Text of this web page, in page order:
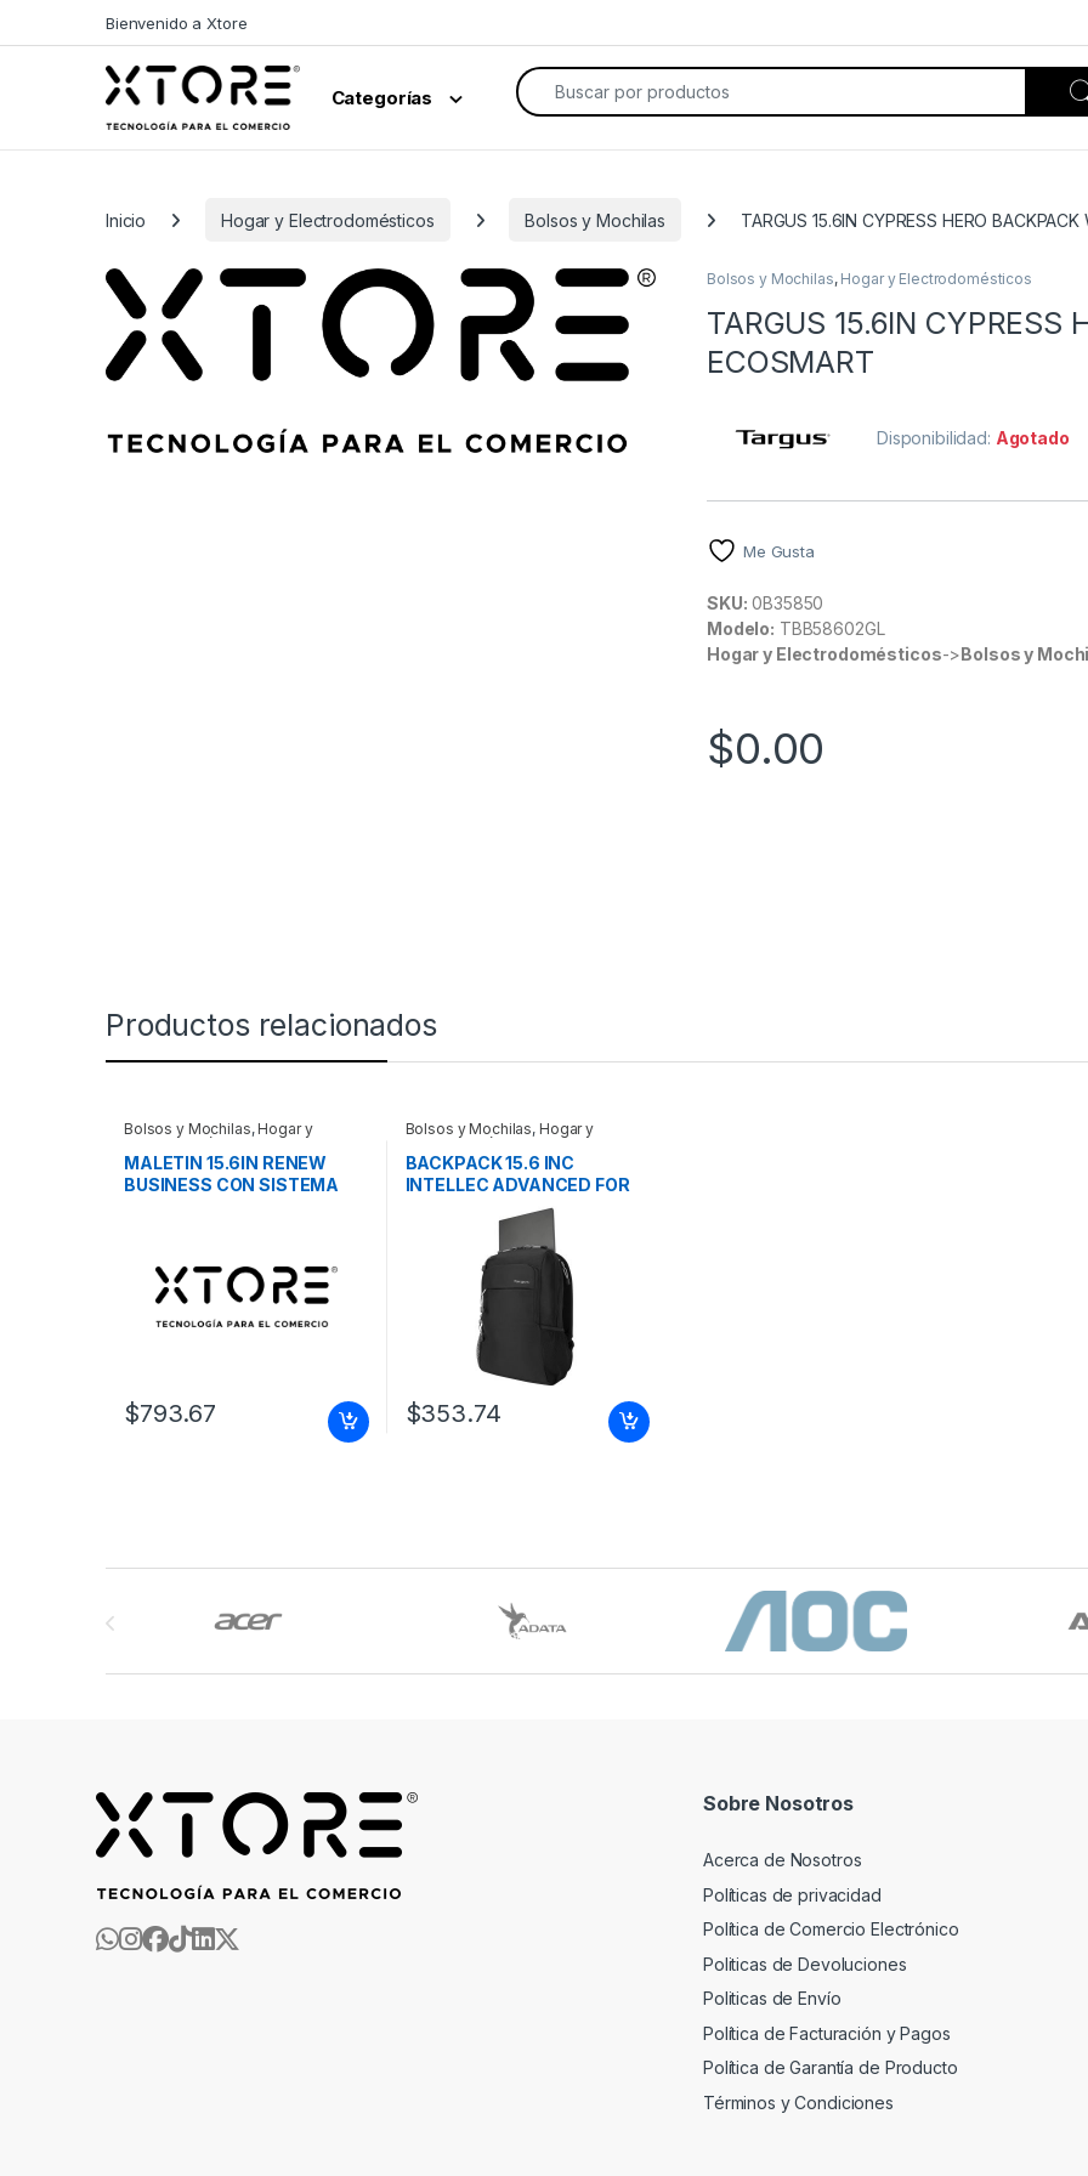
Bienvenido a Xtore
Categorías
Search for:
Inicio Hogar y Electrodomésticos Bolsos y Mochilas TARGUS 15.6IN CYPRESS HERO
Bolsos y Mochilas, Hogar y Electrodomésticos
TARGUS 15.6IN CYPRESS
ECOSMART
Disponibilidad: Agotado
Me Gusta
SKU: 0B35850
Modelo: TBB58602GL
Hogar y Electrodomésticos->Bolsos y
$0.00
Productos relacionados
Bolsos y Mochilas,Hogar y
Electrodomésticos
MALETIN 15.6IN RENEW
BUSINESS CON SISTEMA
$793.67
Bolsos y Mochilas, Hogar y
Electrodomésticos
BACKPACK 15.6 INC
INTELLEC ADVANCED FOR
LAPTOP BLACK
$353.74
Sobre Nosotros
Acerca de Nosotros
Políticas de privacidad
Política de Comercio Electrónico
Politicas de Devoluciones
Politicas de Envío
Política de Facturación y Pagos
Política de Garantía de Producto
Términos y Condiciones